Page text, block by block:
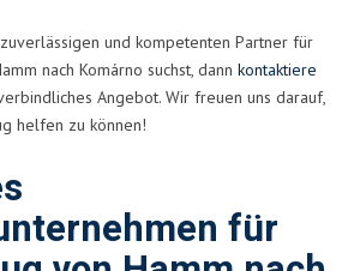
und kompetenten Partner für
nach Komárno suchst, dann kontaktiere
Angebot. Wir freuen uns darauf,
helfen zu können!
für